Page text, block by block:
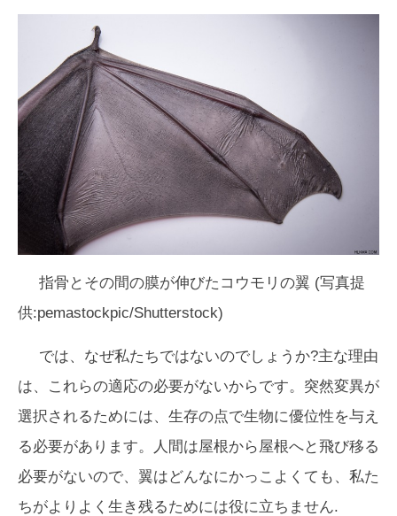
指骨とその間の膜が伸びたコウモリの翼 (写真提
供:pemastockpic/Shutterstock)
では、なぜ私たちではないのでしょうか?主な理由
は、これらの適応の必要がないからです。突然変異が
選択されるためには、生存の点で生物に優位性を与え
る必要があります。人間は屋根から屋根へと飛び移る
必要がないので、翼はどんなにかっこよくても、私た
ちがよりよく生き残るためには役に立ちません.